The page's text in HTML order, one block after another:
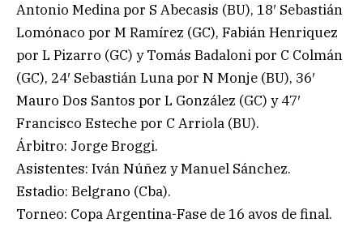
Antonio Medina por S Abecasis (BU), 18′ Sebastián
Lomónaco por M Ramírez (GC), Fabián Henriquez
por L Pizarro (GC) y Tomás Badaloni por C Colmán
(GC), 24′ Sebastián Luna por N Monje (BU), 36′
Mauro Dos Santos por L González (GC) y 47′
Francisco Esteche por C Arriola (BU).
Árbitro: Jorge Broggi.
Asistentes: Iván Núñez y Manuel Sánchez.
Estadio: Belgrano (Cba).
Torneo: Copa Argentina-Fase de 16 avos de final.